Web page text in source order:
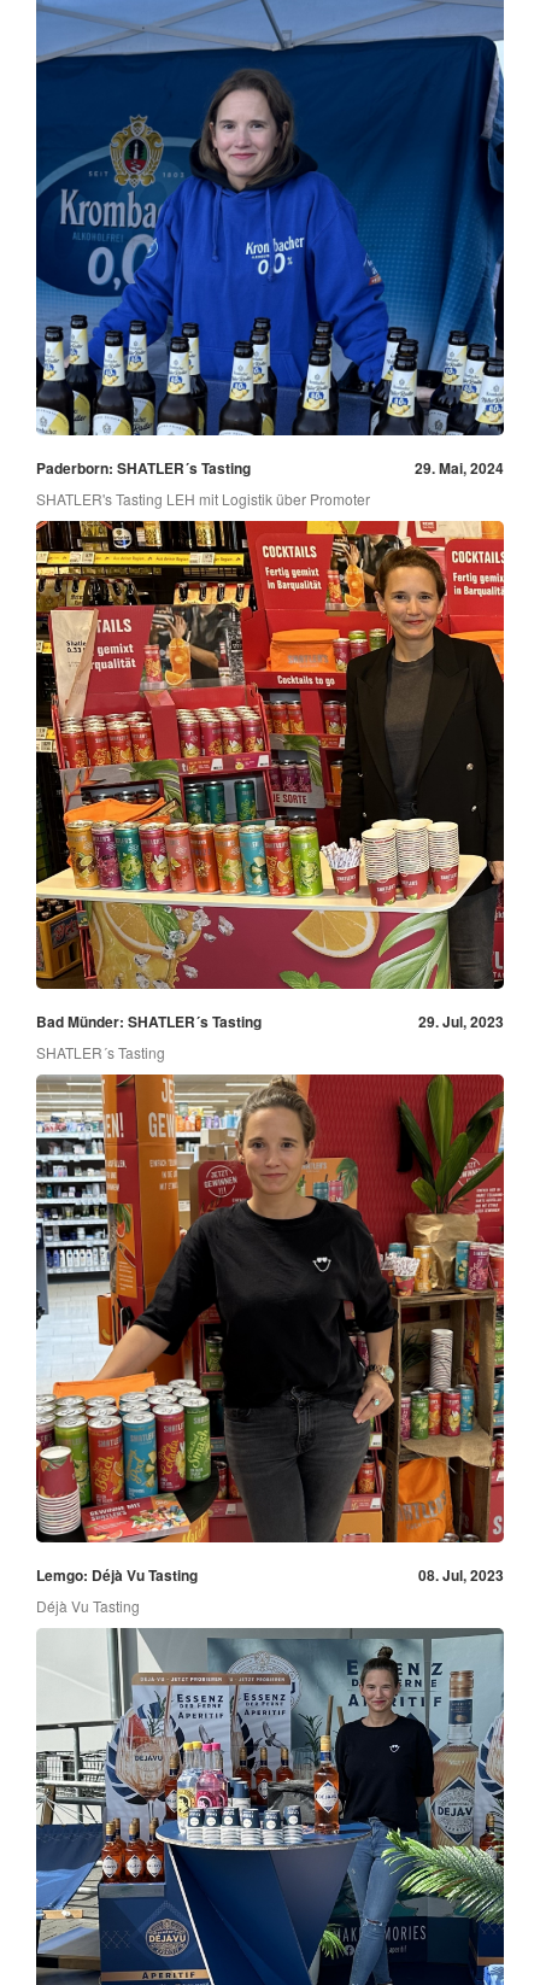
Paderborn: SHATLER´s Tasting 29. Mai, 2024
SHATLER's Tasting LEH mit Logistik über Promoter
Bad Münder: SHATLER´s Tasting 29. Jul, 2023
SHATLER´s Tasting
Lemgo: Déjà Vu Tasting 08. Jul, 2023
Déjà Vu Tasting